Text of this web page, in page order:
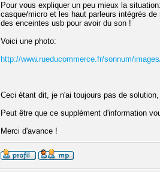
Pour vous expliquer un peu mieux la
casque/micro et les haut parleurs intégrés
des enceintes usb pour avoir du son !
Voici une photo:
http://www.rueducommerce.fr/sonnum/
Ceci étant dit, je n'ai toujours pas de
Peut être que ce supplément d'information
Merci d'avance !